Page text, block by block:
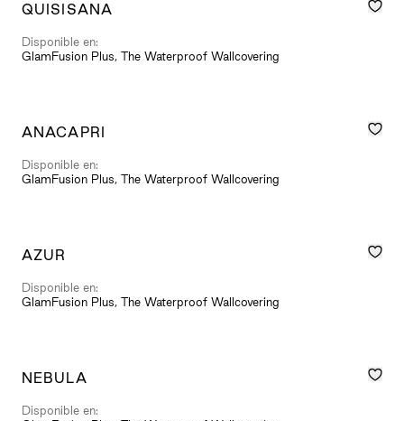
QUISISANA
Disponible en:
GlamFusion Plus, The Waterproof Wallcovering
ANACAPRI
Disponible en:
GlamFusion Plus, The Waterproof Wallcovering
AZUR
Disponible en:
GlamFusion Plus, The Waterproof Wallcovering
NEBULA
Disponible en: